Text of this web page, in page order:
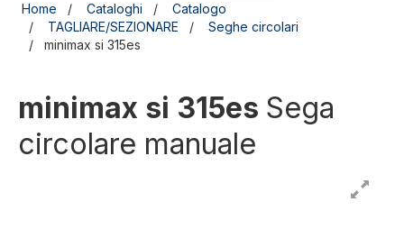
Home Cataloghi
Catalogo
TAGLIARE/SEZIONARE
Seghe circolari
minimax si 315es
minimax si 315es Sega
circolare manuale